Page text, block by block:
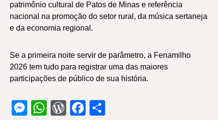
patrimônio cultural de Patos de Minas e referência
nacional na promoção do setor rural, da música sertaneja
e da economia regional.
Se a primeira noite servir de parâmetro, a Fenamilho
2026 tem tudo para registrar uma das maiores
participações de público de sua história.
Messenger
WhatsApp
WordPress
Facebook